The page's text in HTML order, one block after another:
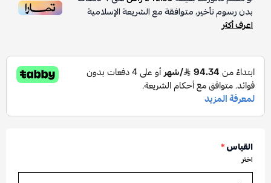
بدون رسوم تأخير، متوافقة مع الشريعة الإسلامية
اعرف أكثر
القياس*
اختر